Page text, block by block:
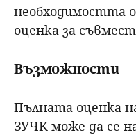
необходимостта
оценка за
Възможности
Пълната оценка
ЗУЧК може да се